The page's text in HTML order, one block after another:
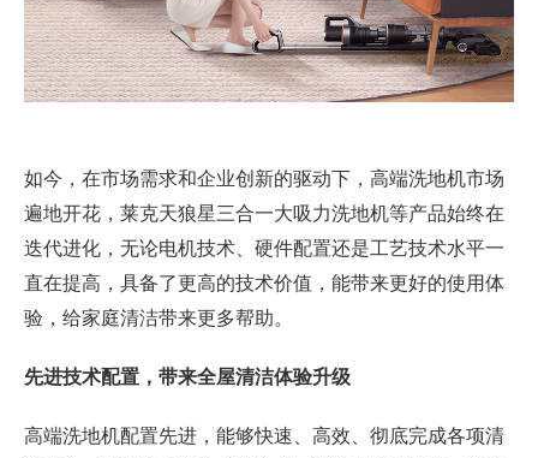
如今，在市场需求和企业创新的驱动下，高端洗地机市场
遍地开花，莱克天狼星三合一大吸力洗地机等产品始终在
迭代进化，无论电机技术、硬件配置还是工艺技术水平一
直在提高，具备了更高的技术价值，能带来更好的使用体
验，给家庭清洁带来更多帮助。
先进技术配置， 带来全屋清洁体验升级
高端洗地机配置先进，能够快速、高效、彻底完成各项清